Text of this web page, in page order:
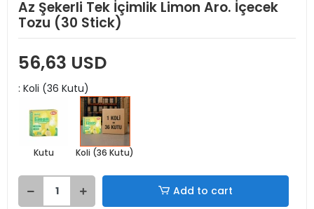
Az Şekerli Tek İçimlik Limon Aro. İçecek
Tozu (30 Stick)
56,63 USD
: Koli (36 Kutu)
Kutu Koli (36 Kutu)
Add to cart